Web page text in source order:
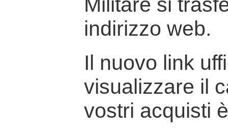
indirizzo web.
Il nuovo link
visualizzare il
vostri acquisti